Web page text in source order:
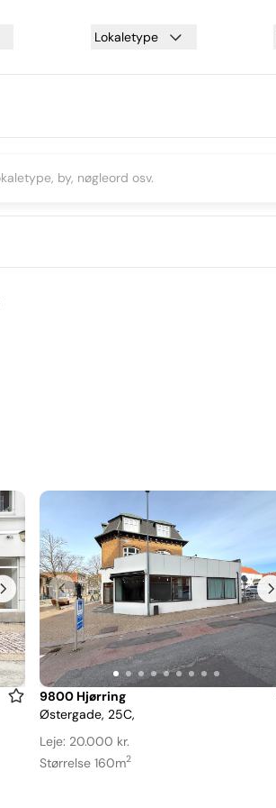
Lokaletype
Item
1
of
9
9800 Hjørring
Østergade, 25C,
Leje: 20.000 kr.
Størrelse 160m2